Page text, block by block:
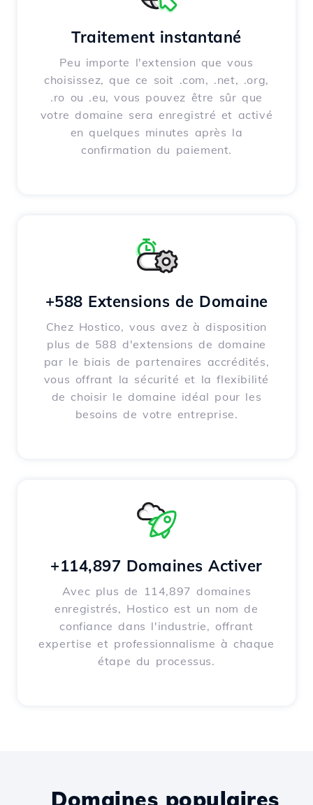
Traitement instantané
Peu importe l'extension que vous
choisissez, que ce soit .com, .net, .org,
.ro ou .eu, vous pouvez être sûr que
votre domaine sera enregistré et activé
en quelques minutes après la
confirmation du paiement.
+588 Extensions de Domaine
Chez Hostico, vous avez à disposition
plus de 588 d'extensions de domaine
par le biais de partenaires accrédités,
vous offrant la sécurité et la flexibilité
de choisir le domaine idéal pour les
besoins de votre entreprise.
+114,897 Domaines Activer
Avec plus de 114,897 domaines
enregistrés, Hostico est un nom de
confiance dans l'industrie, offrant
expertise et professionnalisme à chaque
étape du processus.
Domaines populaires